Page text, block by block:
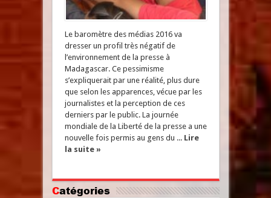
Le baromètre des médias 2016 va
dresser un profil très négatif de
l’environnement de la presse à
Madagascar. Ce pessimisme
s’expliquerait par une réalité, plus dure
que selon les apparences, vécue par les
journalistes et la perception de ces
derniers par le public. La journée
mondiale de la Liberté de la presse a une
nouvelle fois permis au gens du ... Lire
la suite »
Catégories